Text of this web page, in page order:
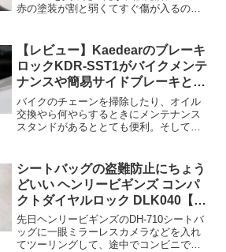
赤の塗装が割と弱くてすぐ傷が入るの
代にわざわざ8.8万円も払っているの
に…。DAYT...
【レビュー】Kaedearのブレーキ
ロックKDR-SST1がバイクメンテ
ナンスや簡易サイドブレーキとし
て便利
バイクのチェーンを掃除したり、オイル
交換やら何やらするときにメンテナンス
スタンドがあるととても便利。そしてそ
げることが出来る。僕はいつも適当なバ
ンドでフロントブレーキを...
シートバッグの盗難防止にちょう
どいい ヘンリービギンズ コンパ
クトダイヤルロック DLK040【レ
ビュー】
先日ヘンリービギンズのDH-710シートバ
ッグに一眼ミラーレスカメラなどを入れ
てツーリングして、途中でコンビニで休